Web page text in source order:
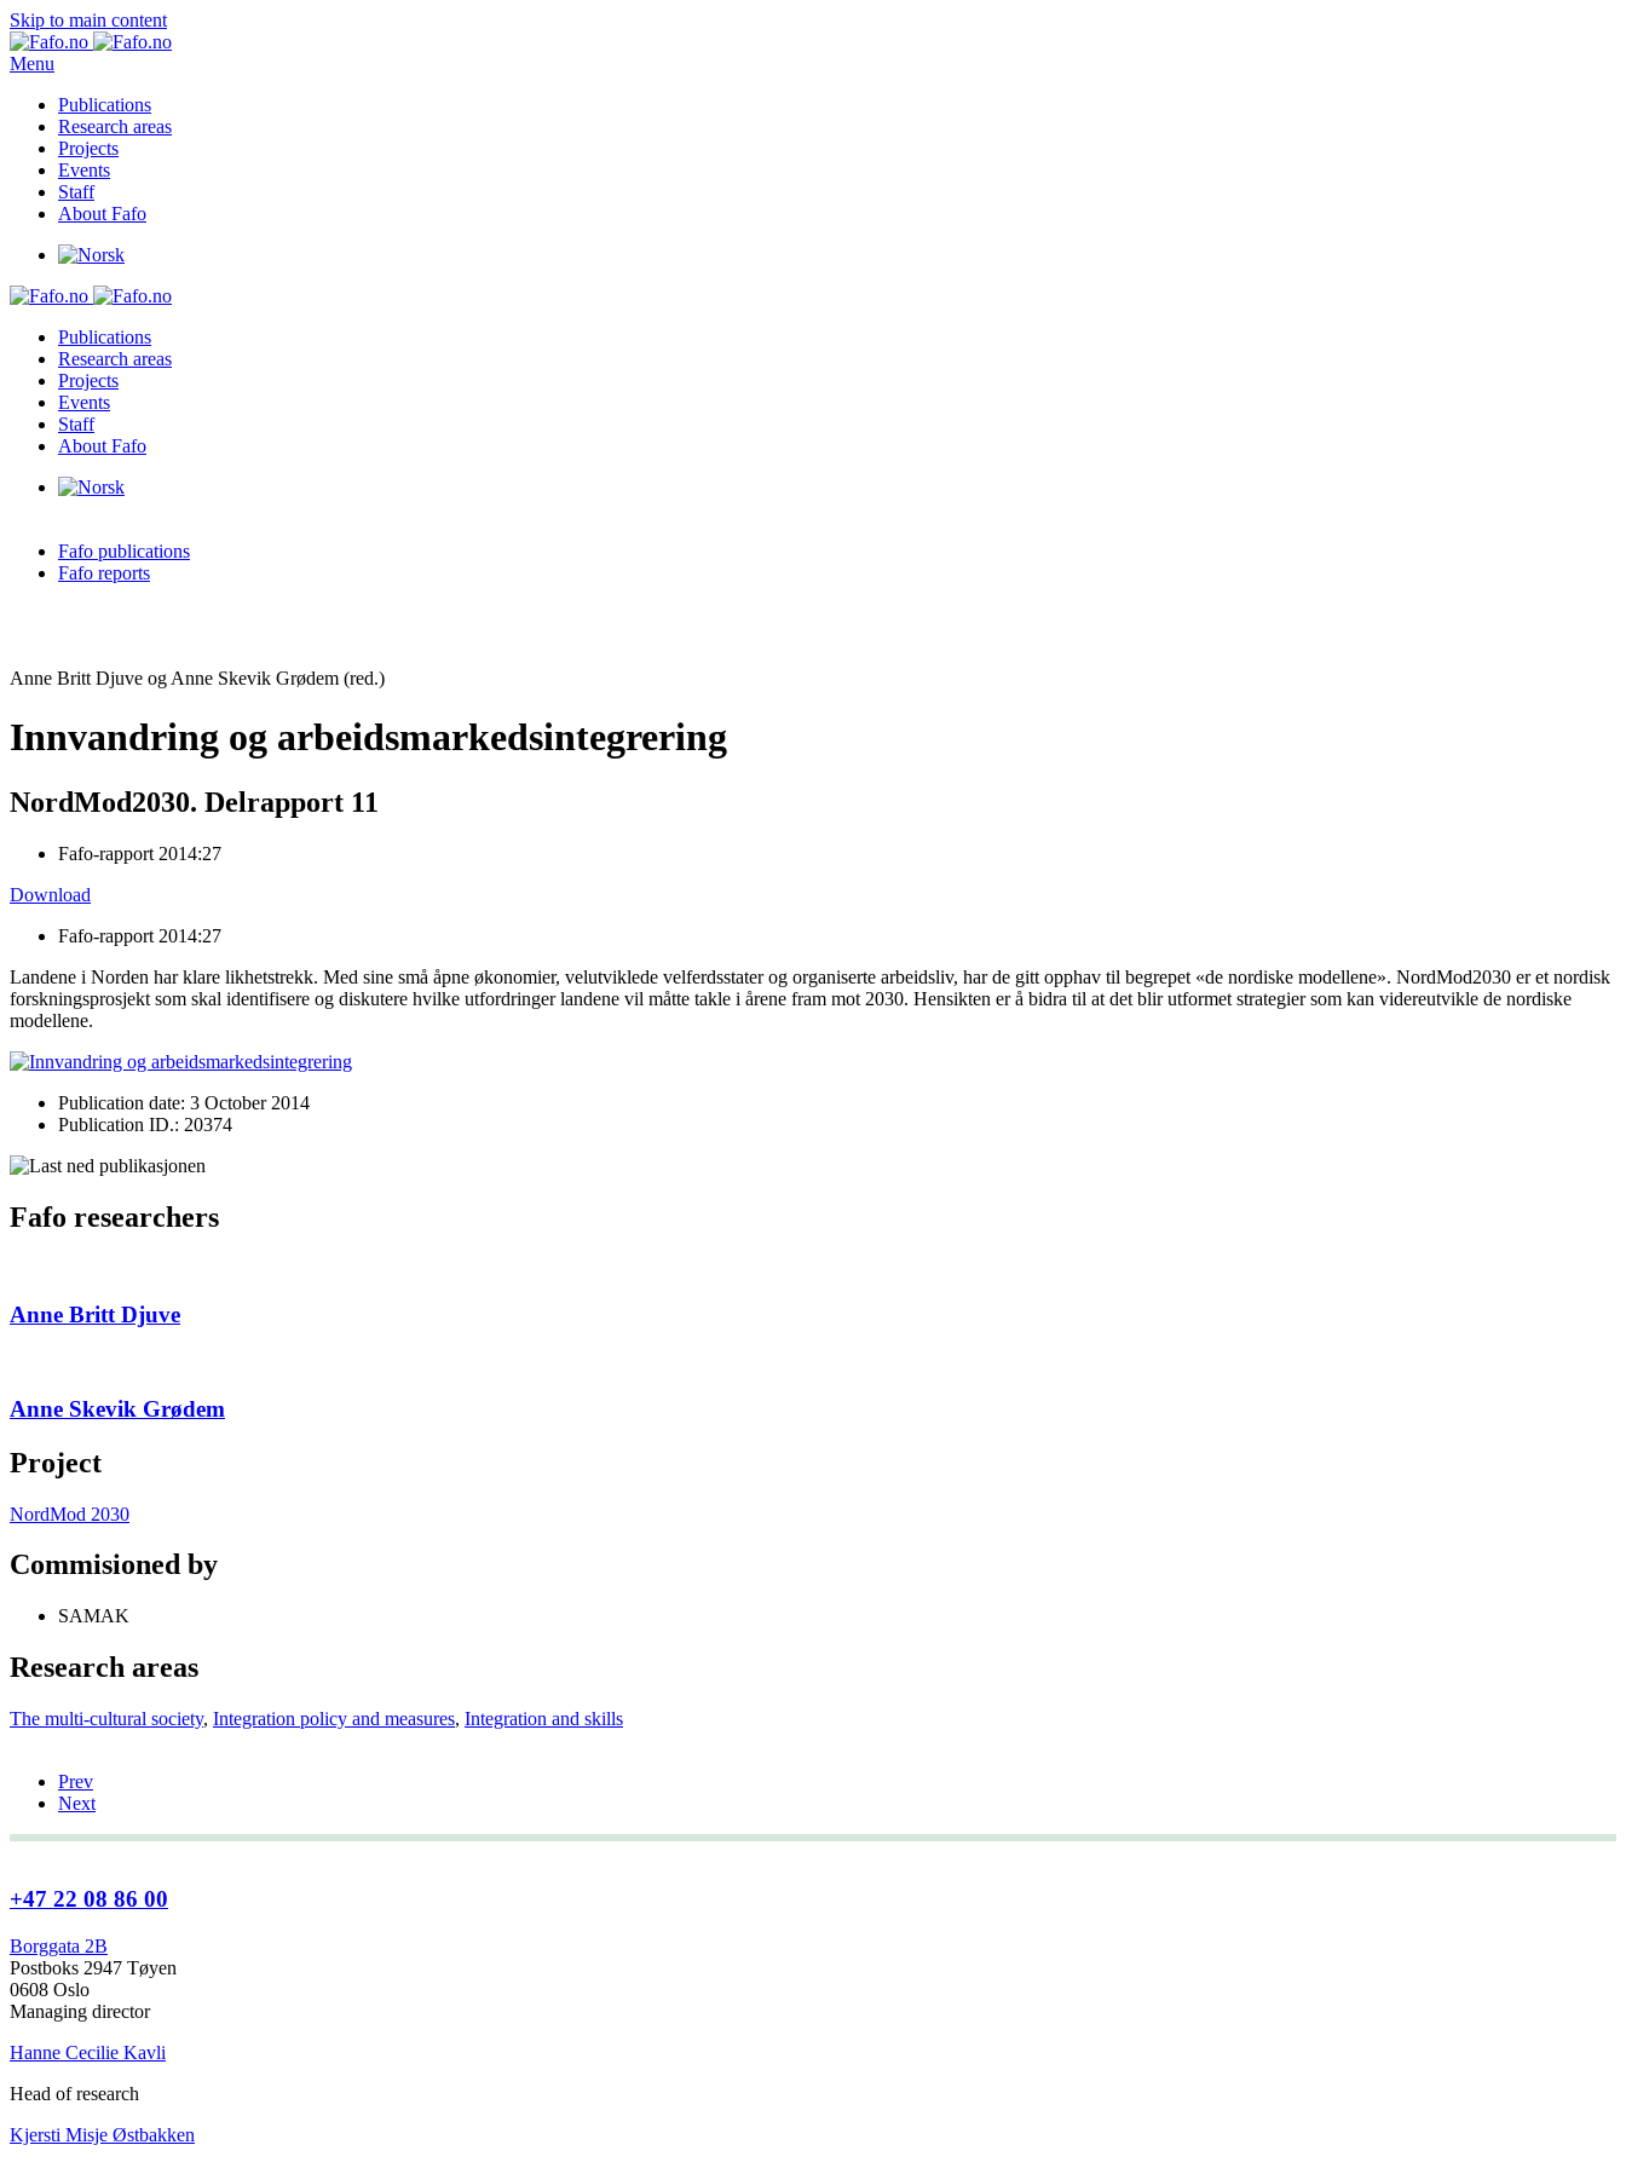
Skip to main content
Menu
Publications
Research areas
Projects
Events
Staff
About Fafo
Publications
Research areas
Projects
Events
Staff
About Fafo
Fafo publications
Fafo reports
Anne Britt Djuve og Anne Skevik Grødem (red.)
Innvandring og arbeidsmarkedsintegrering
NordMod2030. Delrapport 11
Fafo-rapport 2014:27
Download
Fafo-rapport 2014:27
Landene i Norden har klare likhetstrekk. Med sine små åpne økonomier, velutviklede velferdsstater og organiserte arbeidsliv, har de gitt opphav til begrepet «de nordiske modellene». NordMod2030 er et nordisk
forskningsprosjekt som skal identifisere og diskutere hvilke utfordringer landene vil måtte takle i årene fram mot 2030. Hensikten er å bidra til at det blir utformet strategier som kan videreutvikle de nordiske
modellene.
Publication date: 3 October 2014
Publication ID.: 20374
Fafo researchers
Anne Britt Djuve
Anne Skevik Grødem
Project
NordMod 2030
Commisioned by
SAMAK
Research areas
The multi-cultural society, Integration policy and measures, Integration and skills
Prev
Next
+47 22 08 86 00
Borggata 2B
Postboks 2947 Tøyen
0608 Oslo
Managing director
Hanne Cecilie Kavli
Head of research
Kjersti Misje Østbakken